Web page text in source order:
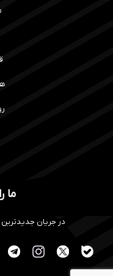
ما
در جریان جدیدترین